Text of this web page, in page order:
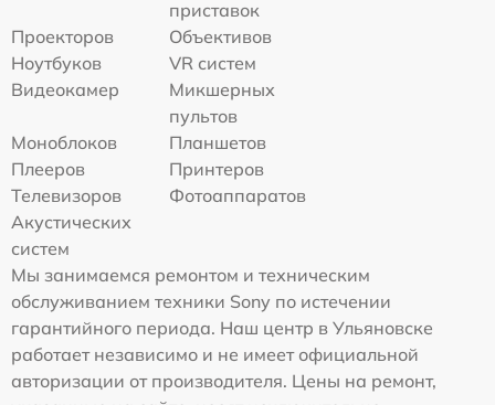
приставок
Проекторов
Объективов
Ноутбуков
VR систем
Видеокамер
Микшерных
пультов
Моноблоков
Планшетов
Плееров
Принтеров
Телевизоров
Фотоаппаратов
Акустических
систем
Мы занимаемся ремонтом и техническим
обслуживанием техники Sony по истечении
гарантийного периода. Наш центр в Ульяновске
работает независимо и не имеет официальной
авторизации от производителя. Цены на ремонт,